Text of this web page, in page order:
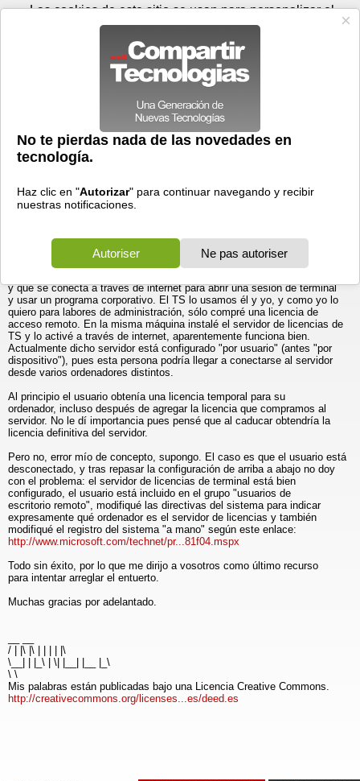
Prensa Videos
Windows Server>Redes
Mi servidor de licencias de Terminal server no emite licencias
29/11/2005 - 09:21 porGianola|Informe spam
El título del mensaje describe mi problema. Escenario: servidor único
y funciona perfectamente todo lo demás (es un HP Compaq Proliant, con
discos en RAID 1, unidad DAT para el backup, etc.)
y que se conecta a través de internet para abrir una sesión de terminal
y usar un programa corporativo. El TS lo usamos él y yo, y como yo lo
quiero para labores de administración, sólo compré una licencia de
acceso remoto. En la misma máquina instalé el servidor de licencias de
TS y lo activé a través de internet, aparentemente funciona bien.
Actualmente dicho servidor está configurado "por usuario" (antes "por
dispositivo"), pues esta persona podría llegar a conectarse al servidor
desde varios ordenadores distintos.
Al principio el usuario obtenía una licencia temporal para su
ordenador, incluso después de agregar la licencia que compramos al
servidor. No le dí importancia pues pensé que al caducar obtendría la
licencia definitiva del servidor.
Pero no, error mío de concepto, supongo. El caso es que el usuario está
desconectado, y tras repasar la configuración de arriba a abajo no doy
con el problema: el servidor de licencias de terminal está bien
configurado, el usuario está incluido en el grupo "usuarios de
escritorio remoto", modifiqué las directivas del sistema para indicar
expresamente qué ordenador es el servidor de licencias y también
modifiqué el registro del sistema "a mano" según este enlace:
http://www.microsoft.com/technet/pr...81f04.mspx
Todo sin éxito, por lo que me dirijo a vosotros como último recurso
para intentar arreglar el entuerto.
Muchas gracias por adelantado.
/ | |\ |\ | | | | |\
\__| | |_\ | \| |__| |__ |_\
\ \
Mis palabras están publicadas bajo una Licencia Creative Commons.
http://creativecommons.org/licenses...es/deed.es
Jueves 06 de agosto - 08:02 Registrar Conectar
Las cookies de este sitio se usan para personalizar el
contenido y los anuncios, para ofrecer funciones de medios
sociales y para analizar el tráfico. Además, compartimos
información sobre el uso que haga del sitio web con nuestros
partners de medios sociales, de publicidad y de análisis
web.
OK